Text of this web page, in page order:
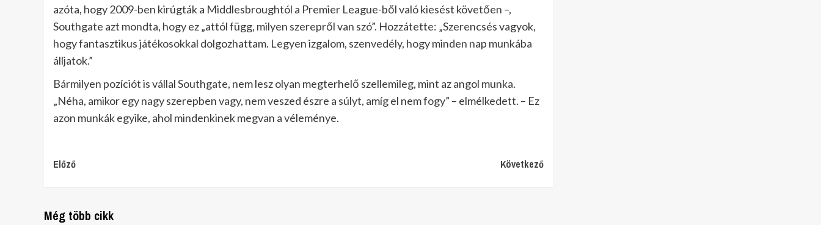
azóta, hogy 2009-ben kirúgták a Middlesbroughtól a Premier League-ből való kiesést követően –,
Southgate azt mondta, hogy ez „attól függ, milyen szerepről van szó”. Hozzátette: „Szerencsés vagyok,
hogy fantasztikus játékosokkal dolgozhattam. Legyen izgalom, szenvedély, hogy minden nap munkába
álljatok.”
Bármilyen pozíciót is vállal Southgate, nem lesz olyan megterhelő szellemileg, mint az angol munka.
„Néha, amikor egy nagy szerepben vagy, nem veszed észre a súlyt, amíg el nem fogy” – elmélkedett. – Ez
azon munkák egyike, ahol mindenkinek megvan a véleménye.
Continue
Előző Következő
Még több cikk